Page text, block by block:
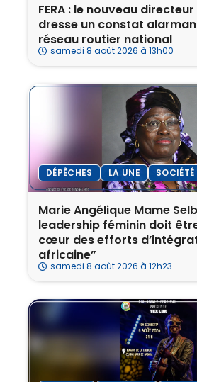
FERA : le nouveau
dresse un constat
réseau routier national
samedi 8 août 2026 à 13h00
DÉPÊCHES LA UNE SOCIÉTÉ
Marie Angélique Mame
leadership féminin doit
cœur des efforts
africaine”
samedi 8 août 2026 à 12h23